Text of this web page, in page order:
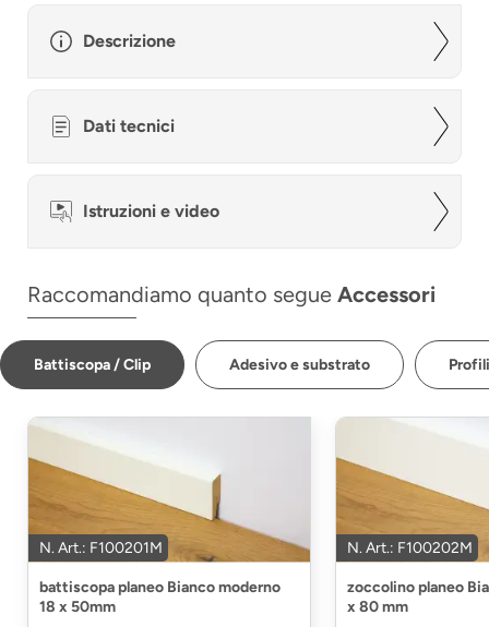
Descrizione
Dati tecnici
Istruzioni e video
Raccomandiamo quanto segue Accessori
Battiscopa / Clip Adesivo e substrato Profili
N. Art.: F100201M
battiscopa planeo Bianco moderno
18 x 50mm
N. Art.: F100202M
zoccolino planeo
x 80 mm